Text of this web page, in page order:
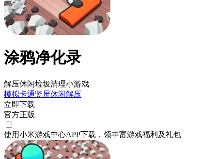
涂鸦净化录
解压休闲垃圾清理小游戏
模拟卡通竖屏休闲解压
立即下载
官方正版
使用小米游戏中心APP下载 ，领丰富游戏福利 及礼包